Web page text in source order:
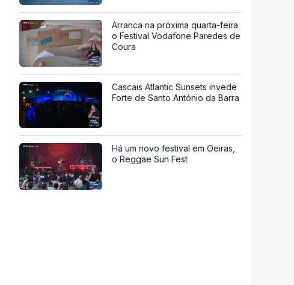
Arranca na próxima quarta-feira
o Festival Vodafone Paredes de
Coura
Cascais Atlantic Sunsets invede
Forte de Santo António da Barra
Há um novo festival em Oeiras,
o Reggae Sun Fest